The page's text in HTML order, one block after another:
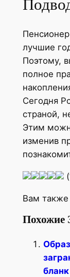
лучшие
Поэтому,
полное
Сегодня
страной,
Этим
изменив
(
Вам также
Похожие